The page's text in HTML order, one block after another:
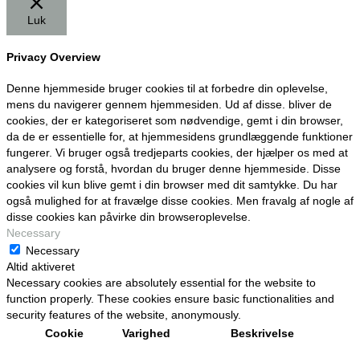
Luk
Privacy Overview
Denne hjemmeside bruger cookies til at forbedre din oplevelse,
mens du navigerer gennem hjemmesiden. Ud af disse. bliver de
cookies, der er kategoriseret som nødvendige, gemt i din browser,
da de er essentielle for, at hjemmesidens grundlæggende funktioner
fungerer. Vi bruger også tredjeparts cookies, der hjælper os med at
analysere og forstå, hvordan du bruger denne hjemmeside. Disse
cookies vil kun blive gemt i din browser med dit samtykke. Du har
også mulighed for at fravælge disse cookies. Men fravalg af nogle af
disse cookies kan påvirke din browseroplevelse.
Necessary
Necessary
Altid aktiveret
Necessary cookies are absolutely essential for the website to
function properly. These cookies ensure basic functionalities and
security features of the website, anonymously.
Cookie
Varighed Beskrivelse